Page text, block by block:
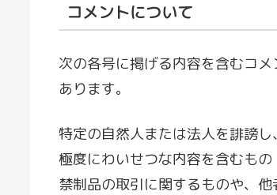
コメントについて
次の各号に掲げる内容を含むコ
あります。
特定の自然人または法人を誹謗
極度にわいせつな内容を含むもの
禁制品の取引に関するものや、